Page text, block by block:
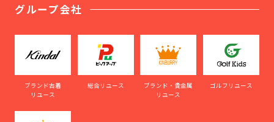
グループ会社
ブランド古着
リユース
総合リユース
ブランド・貴金属
リユース
ゴルフリユース